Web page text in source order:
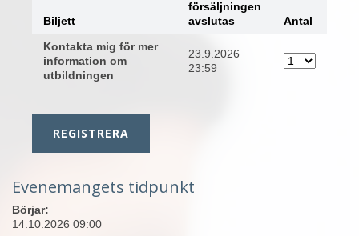
Biljett
försäljningen
avslutas
Antal
Kontakta mig för mer
information om
utbildningen
23.9.2026
23:59
Evenemangets tidpunkt
Börjar:
14.10.2026 09:00